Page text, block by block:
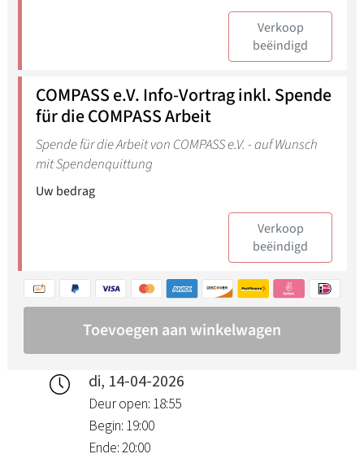
di, 14-04-2026
Deur open: 18:55
Begin: 19:00
Ende: 20:00